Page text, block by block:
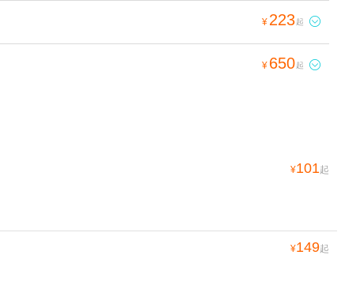
¥ 223起 
¥ 650起 
¥101起
¥149起